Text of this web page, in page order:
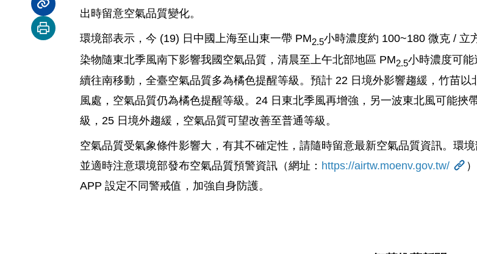
分享內容連結
列印本頁
出時留意空氣品質變化。
環境部表示，今 (19) 日中國上海至山東一帶 PM2.5小時濃度約 100~180 微克 / 立
染物隨東北季風南下影響我國空氣品質，清晨至上午北部地區 PM2.5小時濃度可
續往南移動，全臺空氣品質多為橘色提醒等級。預計 22 日境外影響趨緩，竹苗
風處，空氣品質仍為橘色提醒等級。24 日東北季風再增強，另一波東北風可能
級，25 日境外趨緩，空氣品質可望改善至普通等級。
空氣品質受氣象條件影響大，有其不確定性，請隨時留意最新空氣品質資訊。環
並適時注意環境部發布空氣品質預警資訊（網址： https://airtw.moenv.gov.tw/
APP 設定不同警戒值，加強自身防護。